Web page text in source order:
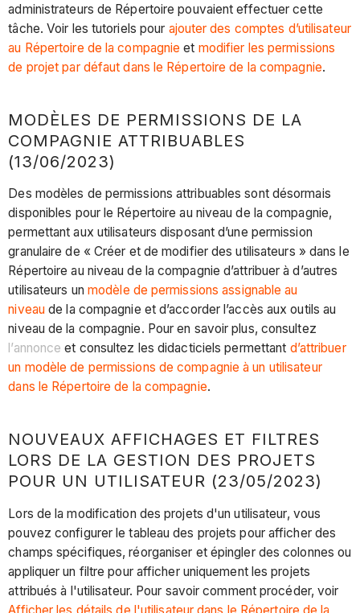
administrateurs de Répertoire pouvaient effectuer cette
tâche. Voir les tutoriels pour ajouter des comptes d’utilisateur
au Répertoire de la compagnie et modifier les permissions
de projet par défaut dans le Répertoire de la compagnie.
MODÈLES DE PERMISSIONS DE LA
COMPAGNIE ATTRIBUABLES
(13/06/2023)
Des modèles de permissions attribuables sont désormais
disponibles pour le Répertoire au niveau de la compagnie,
permettant aux utilisateurs disposant d’une permission
granulaire de « Créer et de modifier des utilisateurs » dans le
Répertoire au niveau de la compagnie d’attribuer à d’autres
utilisateurs un modèle de permissions assignable au
niveau de la compagnie et d’accorder l’accès aux outils au
niveau de la compagnie. Pour en savoir plus, consultez
l’annonce et consultez les didacticiels permettant d’attribuer
un modèle de permissions de compagnie à un utilisateur
dans le Répertoire de la compagnie.
NOUVEAUX AFFICHAGES ET FILTRES
LORS DE LA GESTION DES PROJETS
POUR UN UTILISATEUR (23/05/2023)
Lors de la modification des projets d'un utilisateur, vous
pouvez configurer le tableau des projets pour afficher des
champs spécifiques, réorganiser et épingler des colonnes ou
appliquer un filtre pour afficher uniquement les projets
attribués à l'utilisateur. Pour savoir comment procéder, voir